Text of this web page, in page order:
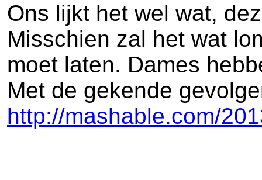
Ons lijkt het wel wat,
Misschien zal het wat
moet laten. Dames
Met de gekende
http://mashable.com/